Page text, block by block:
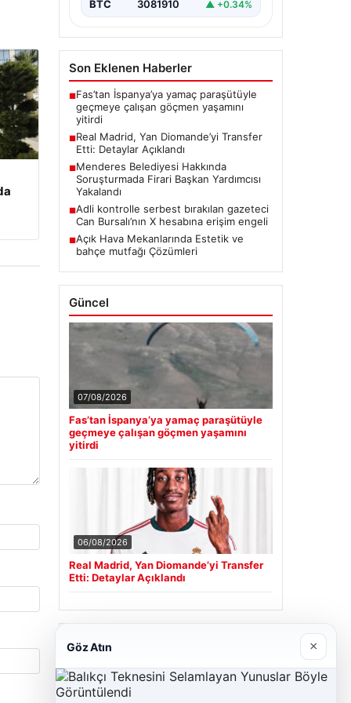
BTC 3081910 ▲ +0.34%
Son Eklenen Haberler
■Fas’tan İspanya’ya yamaç paraşütüyle
geçmeye çalışan göçmen yaşamını
yitirdi
■Real Madrid, Yan Diomande’yi Transfer
Etti: Detaylar Açıklandı
■Menderes Belediyesi Hakkında
Soruşturmada Firari Başkan Yardımcısı
Yakalandı
■Adli kontrolle serbest bırakılan gazeteci
Can Bursalı’nın X hesabına erişim engeli
■Açık Hava Mekanlarında Estetik ve
bahçe mutfağı Çözümleri
Güncel
07/08/2026
Fas’tan İspanya’ya yamaç paraşütüyle
geçmeye çalışan göçmen yaşamını
yitirdi
06/08/2026
Real Madrid, Yan Diomande’yi Transfer
Etti: Detaylar Açıklandı
Son Eklenen Firmalar
Cengiz Sigorta
23/06/2026
Göz Atın ×